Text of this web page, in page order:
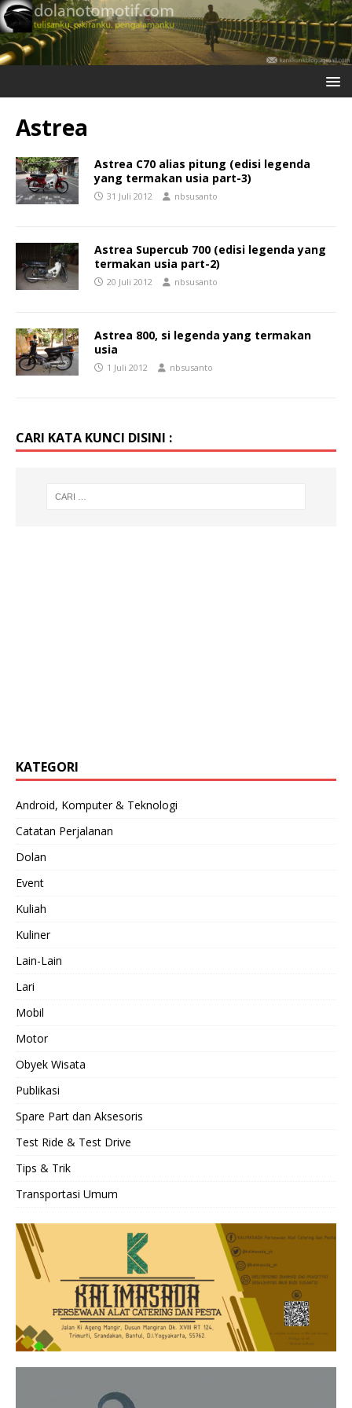
Astrea
Astrea C70 alias pitung (edisi legenda
yang termakan usia part-3)
31 Juli 2012 nbsusanto
Astrea Supercub 700 (edisi legenda yang
termakan usia part-2)
20 Juli 2012 nbsusanto
Astrea 800, si legenda yang termakan
usia
1 Juli 2012 nbsusanto
CARI KATA KUNCI DISINI :
KATEGORI
Android, Komputer & Teknologi
Catatan Perjalanan
Dolan
Event
Kuliah
Kuliner
Lain-Lain
Lari
Mobil
Motor
Obyek Wisata
Publikasi
Spare Part dan Aksesoris
Test Ride & Test Drive
Tips & Trik
Transportasi Umum